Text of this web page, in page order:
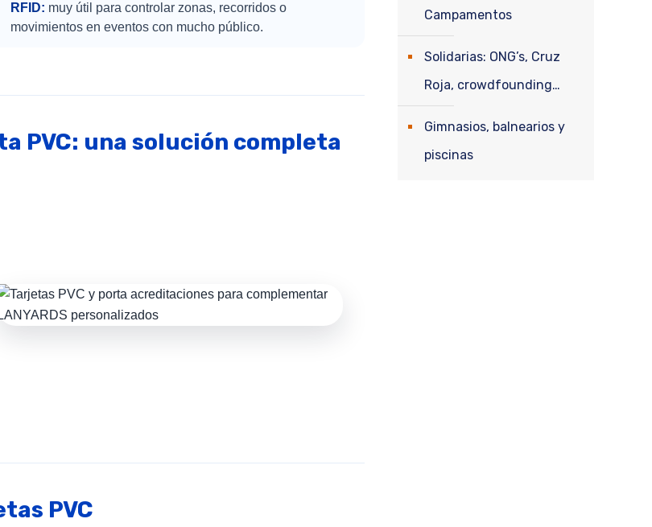
RFID: muy útil para controlar zonas, recorridos o
movimientos en eventos con mucho público.
PVC: una solución completa
PVC
Campamentos
Solidarias: ONG’s, Cruz
Roja, crowdfounding…
Gimnasios, balnearios y
piscinas